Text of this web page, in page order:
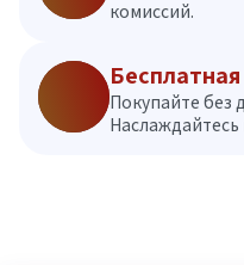
комиссий.
Покупайте без